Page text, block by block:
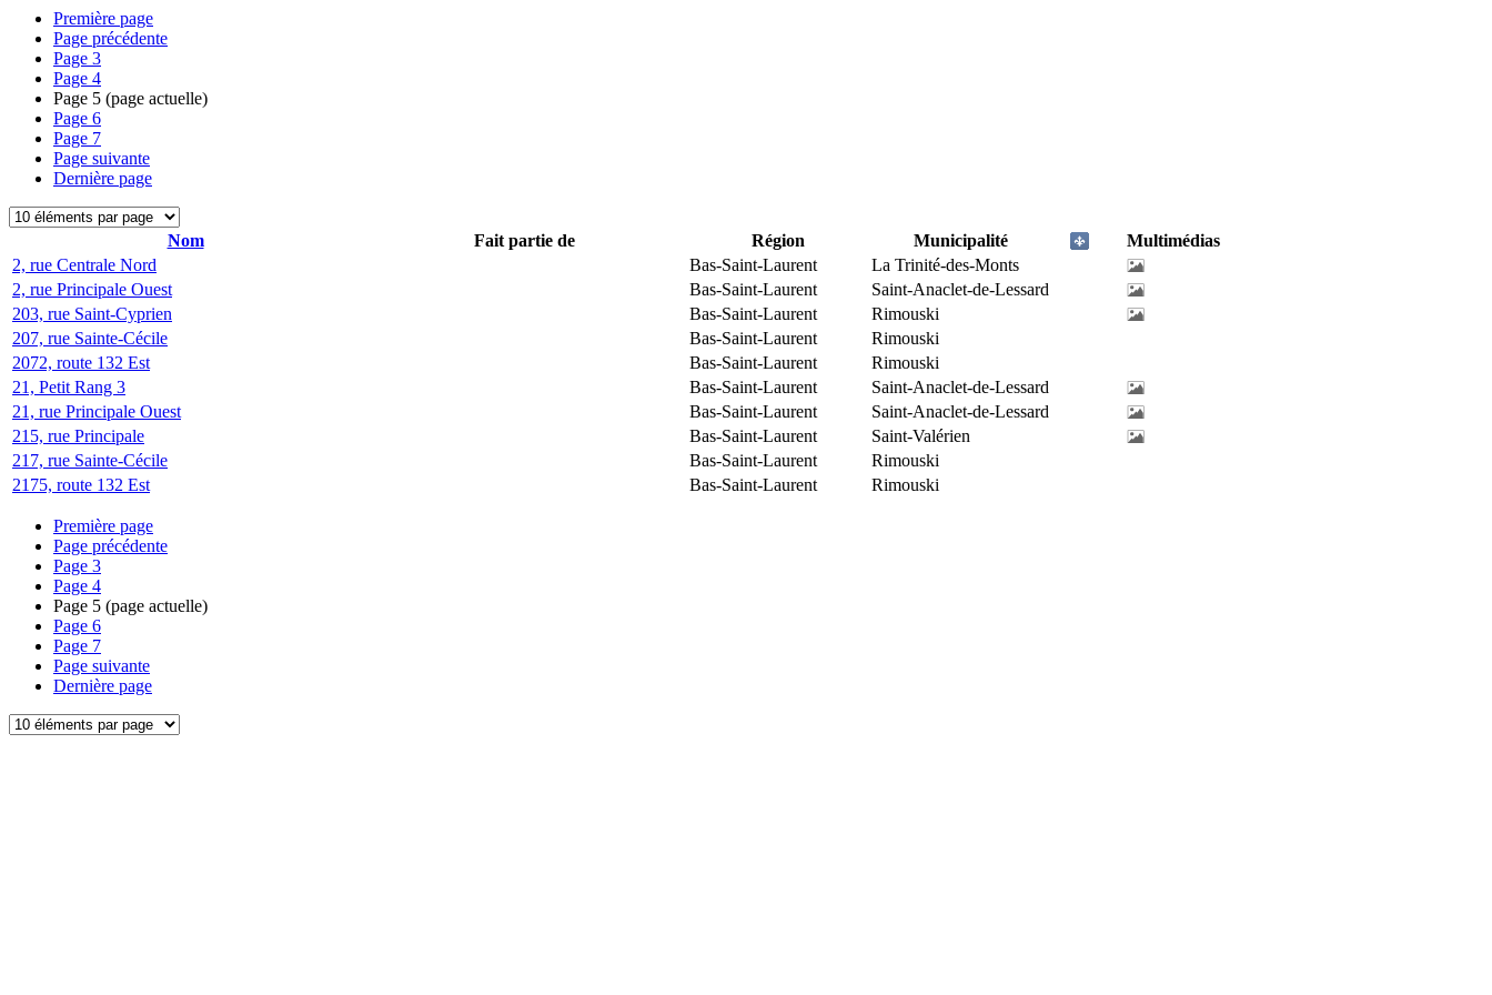
Première page
Page précédente
Page 3
Page 4
Page 5 (page actuelle)
Page 6
Page 7
Page suivante
Dernière page
Nom Fait partie de Région Municipalité
Multimédias
2, rue Centrale Nord
Bas-Saint-Laurent
La Trinité-des-Monts
2, rue Principale Ouest
Bas-Saint-Laurent
Saint-Anaclet-de-Lessard
203, rue Saint-Cyprien
Bas-Saint-Laurent
Rimouski
207, rue Sainte-Cécile
Bas-Saint-Laurent
Rimouski
2072, route 132 Est
Bas-Saint-Laurent
Rimouski
21, Petit Rang 3
Bas-Saint-Laurent
Saint-Anaclet-de-Lessard
21, rue Principale Ouest
Bas-Saint-Laurent
Saint-Anaclet-de-Lessard
215, rue Principale
Bas-Saint-Laurent
Saint-Valérien
217, rue Sainte-Cécile
Bas-Saint-Laurent
Rimouski
2175, route 132 Est
Bas-Saint-Laurent Rimouski
Première page
Page précédente
Page 3
Page 4
Page 5 (page actuelle)
Page 6
Page 7
Page suivante
Dernière page